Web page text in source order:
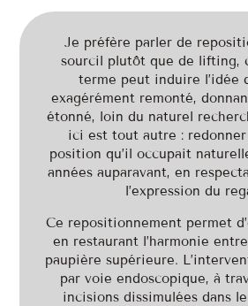
Je préfère parler de
sourcil plutôt que de lifting,
terme peut induire l’idée
exagérément remonté,
étonné, loin du naturel
ici est tout autre :
position qu’il occupait
années auparavant, en
l’expression du
Ce repositionnement permet
en restaurant l’harmonie
paupière supérieure.
par voie endoscopique, à
incisions dissimulées dans